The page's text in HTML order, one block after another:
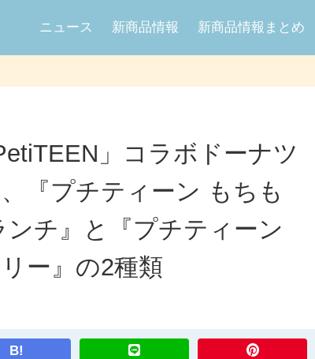
ニュース 新商品情報 新商品情報まとめ
」コラボドーナツ
『プチティーン もちも
チ』と『プチティーン
ー』の2種類
B!